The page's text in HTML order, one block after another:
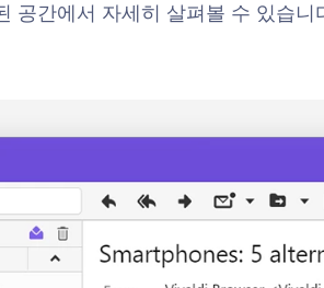
공간에서 자세히 살펴볼 수 있습니